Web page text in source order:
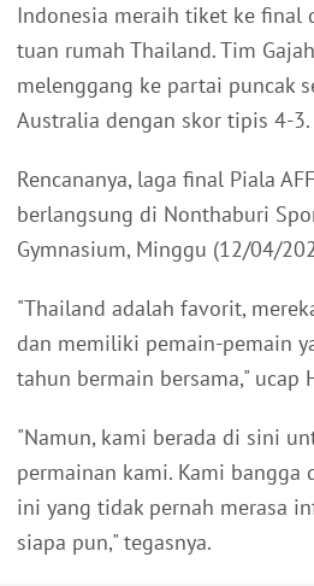
Indonesia meraih tiket ke final
tuan rumah Thailand. Tim
melenggang ke partai puncak
Australia dengan skor tipis 4-3.
Rencananya, laga final Piala
berlangsung di Nonthaburi
Gymnasium, Minggu (12/04/
"Thailand adalah favorit,
dan memiliki pemain-pemain
tahun bermain bersama," ucap
"Namun, kami berada di sini
permainan kami. Kami
ini yang tidak pernah merasa
siapa pun," tegasnya.